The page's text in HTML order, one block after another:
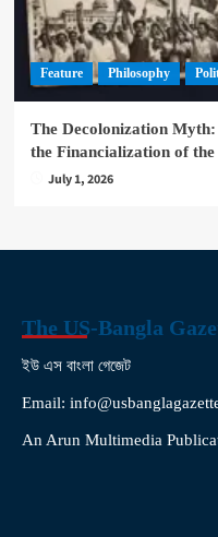
Feature Philosophy
The Decolonization
the Financialization of
July 1, 2026
The US-Bangla
ইউ এস বাংলা গেজেট
Email:
An Arun Multimedia